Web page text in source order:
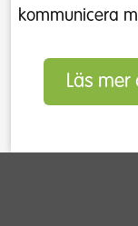
kommunicera
Läs mer